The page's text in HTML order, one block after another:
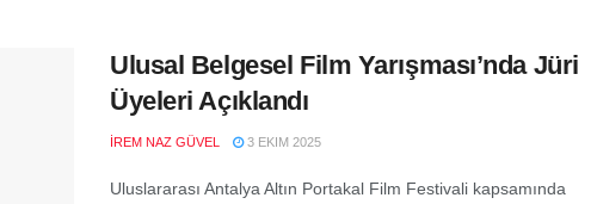
Ulusal Belgesel Film Yarışması’nda Jüri
Üyeleri Açıklandı
İREM NAZ GÜVEL 3 EKIM 2025
Uluslararası Antalya Altın Portakal Film Festivali kapsamında